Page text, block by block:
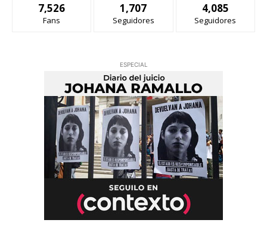
7,526
Fans
1,707
Seguidores
4,085
Seguidores
ESPECIAL